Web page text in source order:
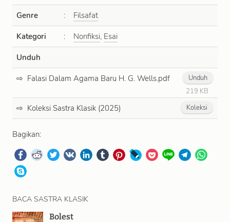
Genre : Filsafat
Kategori : Nonfiksi, Esai
Unduh
Unduh
219 KB
Falasi Dalam Agama Baru H. G. Wells.pdf
Koleksi
Koleksi Sastra Klasik (2025)
Bagikan:
BACA SASTRA KLASIK
Bolest